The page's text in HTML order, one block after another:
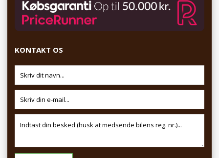
KONTAKT OS